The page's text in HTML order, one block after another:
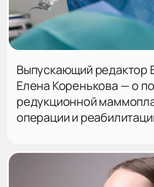
Выпускающий редактор
Елена Коренькова — о
редукционной
операции и